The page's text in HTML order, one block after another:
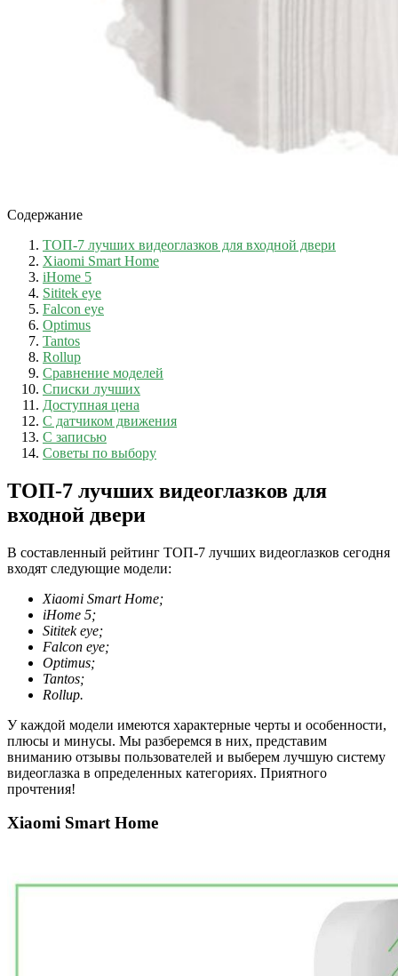
Содержание
ТОП-7 лучших видеоглазков для входной двери
Xiaomi Smart Home
iHome 5
Sititek eye
Falcon eye
Optimus
Tantos
Rollup
Сравнение моделей
Списки лучших
Доступная цена
С датчиком движения
С записью
Советы по выбору
ТОП-7 лучших видеоглазков для
входной двери
В составленный рейтинг ТОП-7 лучших видеоглазков сегодня
входят следующие модели:
Xiaomi Smart Home;
iHome 5;
Sititek eye;
Falcon eye;
Optimus;
Tantos;
Rollup.
У каждой модели имеются характерные черты и особенности,
плюсы и минусы. Мы разберемся в них, представим
вниманию отзывы пользователей и выберем лучшую систему
видеоглазка в определенных категориях. Приятного
прочтения!
Xiaomi Smart Home